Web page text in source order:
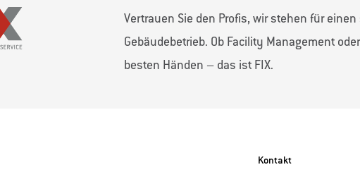
Vertrauen Sie den Profis, wir stehen für
Gebäudebetrieb. Ob Facility Management
besten Händen – das ist FIX.
Kontakt